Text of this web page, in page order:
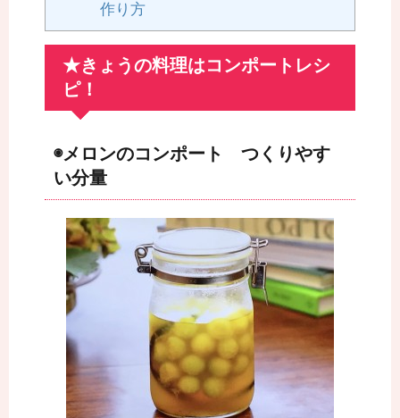
作り方
★きょうの料理はコンポートレシ
ピ！
◉メロンのコンポート つくりやす
い分量